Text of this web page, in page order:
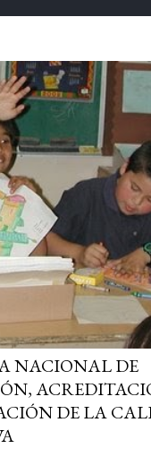
NACIONAL DE
DE LA